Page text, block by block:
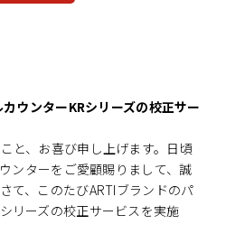
ウンターKRシリーズの校正サー
と、お喜び申し上げます。日頃
ンターをご愛顧賜りまして、誠
て、このたびARTIブランドのパ
リーズの校正サービスを実施